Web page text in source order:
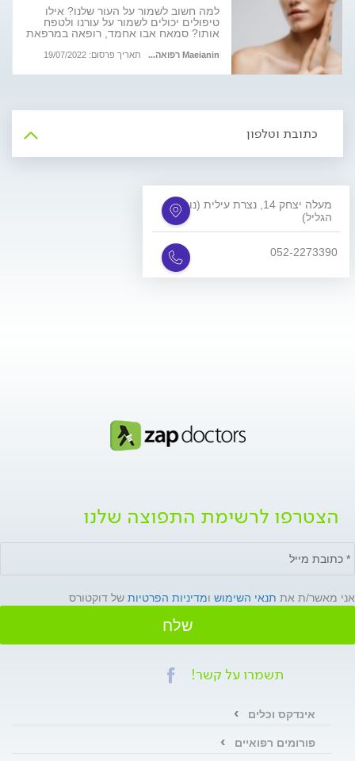
למה חשוב לשמור על העור שלנו? אילו
טיפולים יכולים לשמור על עורנו ולטפח
אותו? סמאח אבו אחמד, רופאה במרפאת
Maeianin רפואה... תאריך פרסום: 19/07/2022
כתובת וטלפון
מעלה יצחק 14, נצרת עילית (נוף
הגליל)
052-2273390
הצטרפו לרשימת התפוצה שלנו
אני מאשר/ת את תנאי השימוש ומדיניות הפרטיות של דוקטורס
שלח
תשמרו על קשר!
אינדקס וכלים
פורומים רפואיים